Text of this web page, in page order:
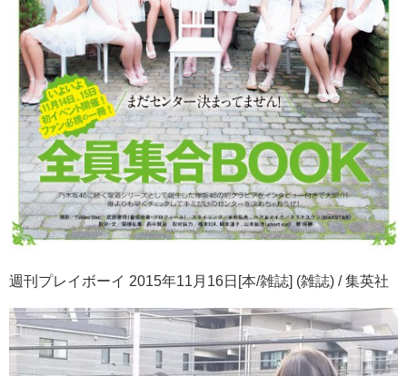
週刊プレイボーイ 2015年11月16日[本/雑誌] (雑誌) / 集英社